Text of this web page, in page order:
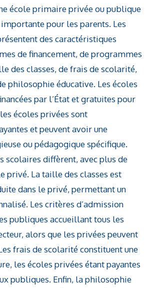
école primaire privée ou publique
pour les parents. Les
des caractéristiques
de financement, de programmes
des classes, de frais de scolarité,
philosophie éducative. Les écoles
par l’État et gratuites pour
écoles privées sont
et peuvent avoir une
ou pédagogique spécifique.
scolaires diffèrent, avec plus de
privé. La taille des classes est
dans le privé, permettant un
Les critères d’admission
publiques accueillant tous les
alors que les privées peuvent
frais de scolarité constituent une
les écoles privées étant payantes
publiques. Enfin, la philosophie